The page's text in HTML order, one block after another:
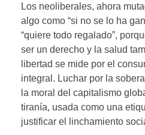
Los neoliberales, ahora
algo como “si no se lo ha
“quiere todo regalado”,
ser un derecho y la salud
libertad se mide por el
integral. Luchar por la
la moral del capitalismo
tiranía, usada como una
justificar el linchamiento